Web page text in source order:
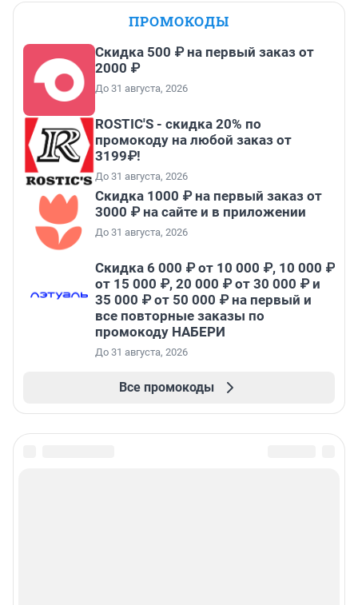
ПРОМОКОДЫ
Скидка 500 ₽ на первый заказ от
2000 ₽
До 31 августа, 2026
ROSTIC'S - скидка 20% по
промокоду на любой заказ от
3199₽!
До 31 августа, 2026
Скидка 1000 ₽ на первый заказ от
3000 ₽ на сайте и в приложении
До 31 августа, 2026
Скидка 6 000 ₽ от 10 000 ₽, 10 000 ₽
от 15 000 ₽, 20 000 ₽ от 30 000 ₽ и
35 000 ₽ от 50 000 ₽ на первый и
все повторные заказы по
промокоду НАБЕРИ
До 31 августа, 2026
Все промокоды